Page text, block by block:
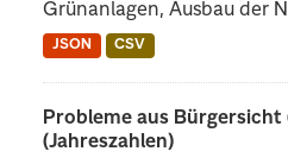
Grünanlagen, Ausbau der
JSON CSV
Probleme aus Bürgersicht
(Jahreszahlen)